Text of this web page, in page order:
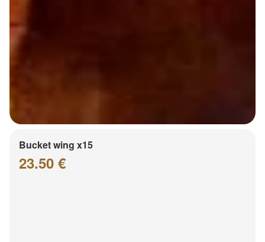
Bucket wing x15
23.50 €